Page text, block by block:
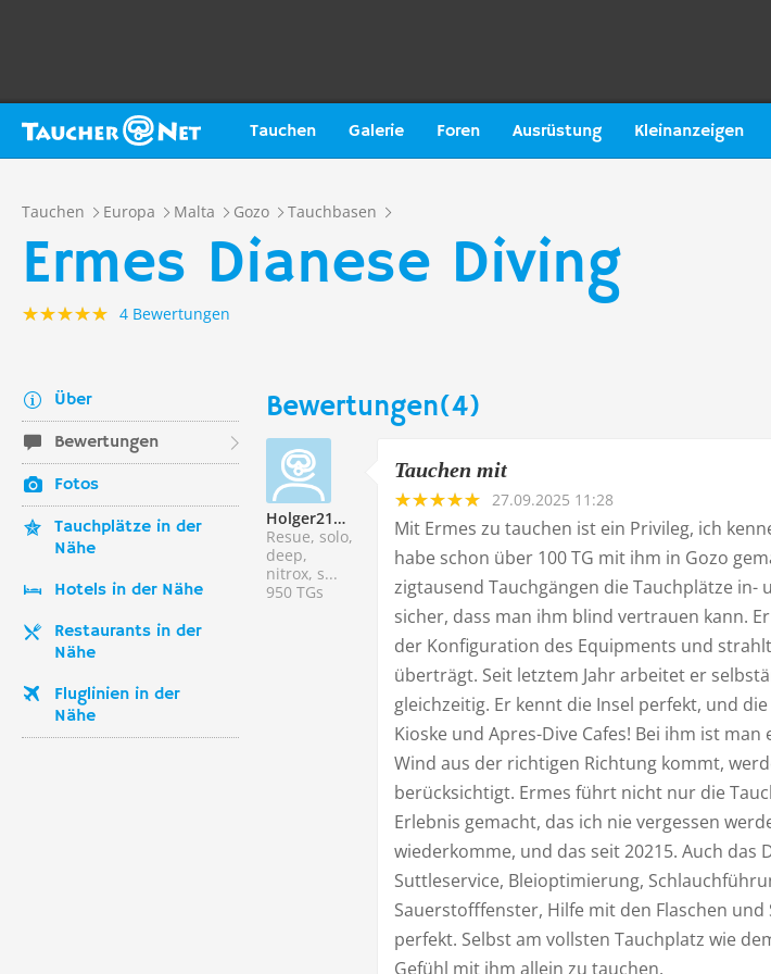
Tauchen Galerie Foren Ausrüstung Kleinanzeigen
Tauchen Europa Malta Gozo Tauchbasen
Ermes Dianese Diving
4 Bewertungen
Über
Bewertungen
Fotos
Tauchplätze in der
Nähe
Hotels in der Nähe
Restaurants in der
Nähe
Fluglinien in der
Nähe
Bewertungen(4)
Holger218628
Resue, solo,
deep,
nitrox, s...
950 TGs
Tauchen mit
27.09.2025 11:28
Mit Ermes zu tauchen ist ein Privileg, ich
habe schon über 100 TG mit ihm in Gozo
zigtausend Tauchgängen die Tauchplätze in-
sicher, dass man ihm blind vertrauen kann.
der Konfiguration des Equipments und
überträgt. Seit letztem Jahr arbeitet er
gleichzeitig. Er kennt die Insel perfekt, und
Kioske und Apres-Dive Cafes! Bei ihm ist
Wind aus der richtigen Richtung kommt,
berücksichtigt. Ermes führt nicht nur die
Erlebnis gemacht, das ich nie vergessen
wiederkomme, und das seit 20215. Auch das
Suttleservice, Bleioptimierung,
Sauerstofffenster, Hilfe mit den Flaschen und
perfekt. Selbst am vollsten Tauchplatz wie
Gefühl mit ihm allein zu tauchen.